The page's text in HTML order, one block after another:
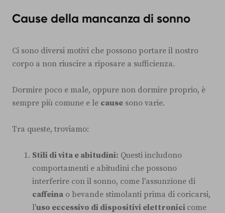
Cause della mancanza di sonno
Ci sono diversi motivi che possono portare il nostro
corpo a non riuscire a riposare a sufficienza.
Dormire poco e male, oppure non dormire proprio, è
sempre più comune e le cause sono varie.
Tra queste, troviamo:
Stili di vita e abitudini: Questi includono
comportamenti e abitudini che possono
interferire con il sonno, come l'assunzione di
caffeina o bevande stimolanti prima di coricarsi,
l'uso eccessivo di dispositivi elettronici come